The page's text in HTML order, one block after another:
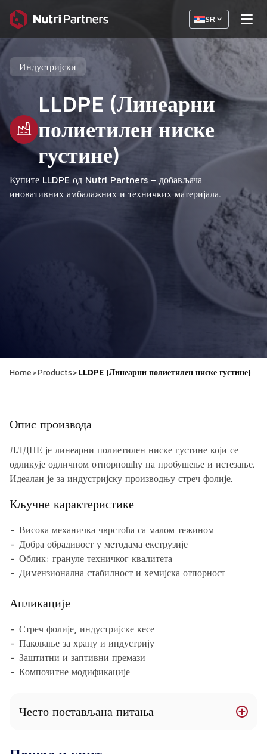
SR
Индустријски
LLDPE (Линеарни
полиетилен ниске
густине)
Купите LLDPE од Nutri Partners – добављача
иновативних амбалажних и техничких материјала.
Home>Products>LLDPE (Линеарни полиетилен ниске густине)
Опис производа
ЛЛДПЕ је линеарни полиетилен ниске густине који се
одликује одличном отпорношћу на пробушење и истезање.
Идеалан је за индустријску производњу стреч фолије.
Кључне карактеристике
Висока механичка чврстоћа са малом тежином
Добра обрадивост у методама екструзије
Облик: грануле техничког квалитета
Димензионална стабилност и хемијска отпорност
Апликације
Стреч фолије, индустријске кесе
Паковање за храну и индустрију
Заштитни и заптивни премази
Композитне модификације
Често постављана питања